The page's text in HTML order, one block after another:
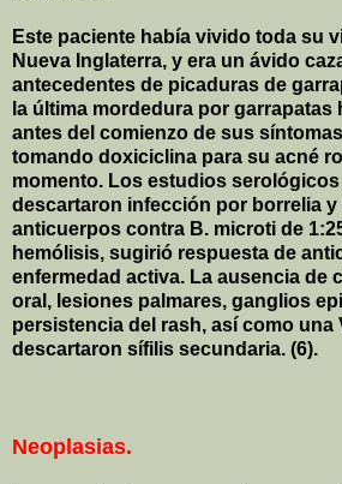
Este paciente había vivido toda su
Nueva Inglaterra, y era un ávido
antecedentes de picaduras de
la última mordedura por garrapatas
antes del comienzo de sus
tomando doxiciclina para su acné
momento. Los estudios
descartaron infección por borrelia
anticuerpos contra B. microti de
hemólisis, sugirió respuesta de
enfermedad activa. La ausencia de
oral, lesiones palmares, ganglios
persistencia del rash, así como una
descartaron sífilis secundaria. (6).
Neoplasias.